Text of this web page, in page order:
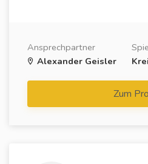
Ansprechpartner
Alexander Geisler
Zum